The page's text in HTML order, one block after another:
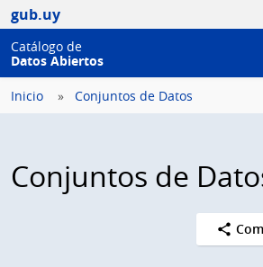
gub.uy
Catálogo de
Datos Abiertos
Inicio Conjuntos de Datos
Conjuntos de